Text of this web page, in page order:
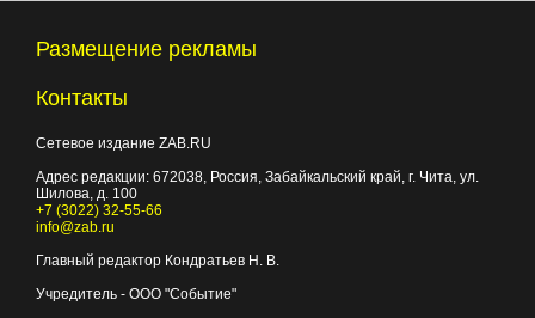
Размещение рекламы
Контакты
Сетевое издание ZAB.RU
Адрес редакции: 672038, Россия, Забайкальский край, г. Чита, ул.
Шилова, д. 100
+7 (3022) 32-55-66
info@zab.ru
Главный редактор Кондратьев Н. В.
Учредитель - ООО "Событие"